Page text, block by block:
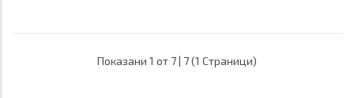
Показани 1 от 7 | 7 (1 Страници)